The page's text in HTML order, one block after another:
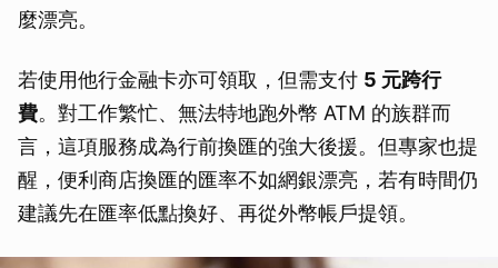
麼漂亮。
若使用他行金融卡亦可領取，但需支付 5 元跨行
費。對工作繁忙、無法特地跑外幣 ATM 的族群而
言，這項服務成為行前換匯的強大後援。但專家也提
醒，便利商店換匯的匯率不如網銀漂亮，若有時間仍
建議先在匯率低點換好、再從外幣帳戶提領。